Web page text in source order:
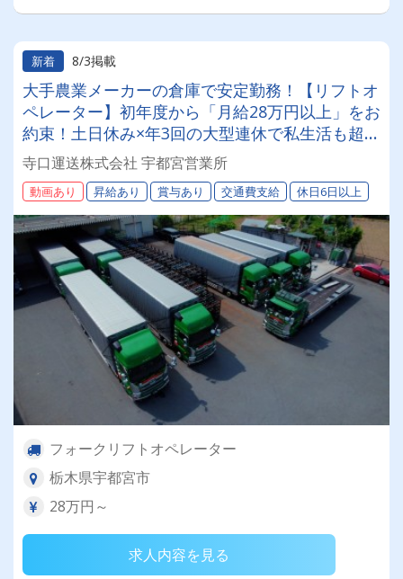
新着 8/3掲載
大手農業メーカーの倉庫で安定勤務！【リフトオ
ペレーター】初年度から「月給28万円以上」をお
約束！土日休み×年3回の大型連休で私生活も超充
実。手厚いOJTで実務未経験からプロへ！ゆくゆ
くはチームを引っ張るリーダーへ！
寺口運送株式会社 宇都宮営業所
動画あり 昇給あり 賞与あり 交通費支給 休日6日以上
フォークリフトオペレーター
栃木県宇都宮市
28万円～
求人内容を見る